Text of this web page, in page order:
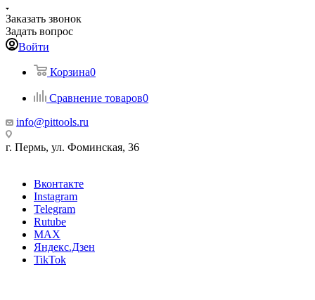
Заказать звонок
Задать вопрос
Войти
Корзина0
Сравнение товаров0
info@pittools.ru
г. Пермь, ул. Фоминская, 36
Вконтакте
Instagram
Telegram
Rutube
MAX
Яндекс.Дзен
TikTok